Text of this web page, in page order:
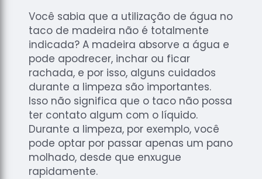
Você sabia que a utilização de água no
taco de madeira não é totalmente
indicada? A madeira absorve a água e
pode apodrecer, inchar ou ficar
rachada, e por isso, alguns cuidados
durante a limpeza são importantes.
Isso não significa que o taco não possa
ter contato algum com o líquido.
Durante a limpeza, por exemplo, você
pode optar por passar apenas um pano
molhado, desde que enxugue
rapidamente.